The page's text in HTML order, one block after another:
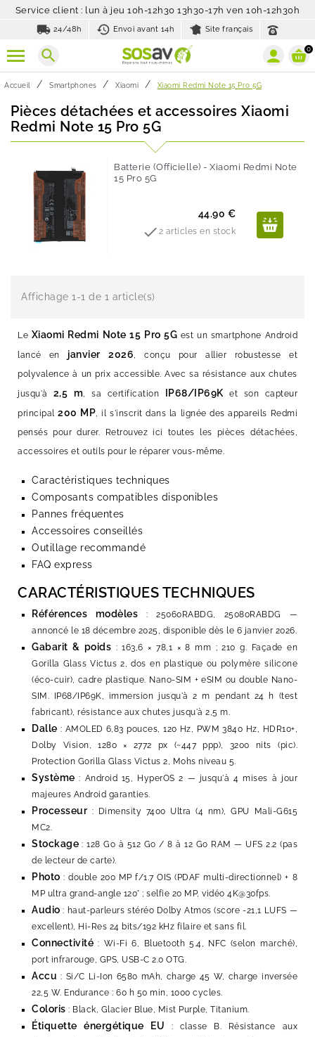
Service client : lun à jeu 10h-12h30 13h30-17h ven 10h-12h30h
local_shipping 24/48h history_toggle_off
Envoi avant 14h Site français
search 0
Accueil Smartphones Xiaomi Xiaomi Redmi Note 15 Pro 5G
Pièces détachées et accessoires Xiaomi
Redmi Note 15 Pro 5G
Batterie (Officielle) - Xiaomi Redmi Note
15 Pro 5G
Prix
44.90 €
 2 articles en stock
Affichage 1-1 de 1 article(s)
Le Xiaomi Redmi Note 15 Pro 5G est un smartphone Android
lancé en janvier 2026, conçu pour allier robustesse et
polyvalence à un prix accessible. Avec sa résistance aux chutes
jusqu'à 2,5 m, sa certification IP68/IP69K et son capteur
principal200 MP, il s'inscrit dans la lignée des appareils Redmi
pensés pour durer. Retrouvez ici toutes les pièces détachées,
accessoires et outils pour le réparer vous-même.
Caractéristiques techniques
Composants compatibles disponibles
Pannes fréquentes
Accessoires conseillés
Outillage recommandé
FAQ express
CARACTÉRISTIQUES TECHNIQUES
Références modèles : 25060RABDG, 25080RABDG —
annoncé le 18 décembre 2025, disponible dès le 6 janvier 2026.
Gabarit & poids : 163,6 × 78,1 × 8 mm ; 210 g. Façade en
Gorilla Glass Victus 2, dos en plastique ou polymère silicone
(éco-cuir), cadre plastique. Nano-SIM + eSIM ou double Nano-
SIM. IP68/IP69K, immersion jusqu'à 2 m pendant 24 h (test
fabricant), résistance aux chutes jusqu'à 2,5 m.
Dalle : AMOLED 6,83 pouces, 120 Hz, PWM 3840 Hz, HDR10+,
Dolby Vision, 1280 × 2772 px (~447 ppp), 3200 nits (pic).
Protection Gorilla Glass Victus 2, Mohs niveau 5.
Système : Android 15, HyperOS 2 — jusqu'à 4 mises à jour
majeures Android garanties.
Processeur : Dimensity 7400 Ultra (4 nm), GPU Mali-G615
MC2.
Stockage : 128 Go à 512 Go / 8 à 12 Go RAM — UFS 2.2 (pas
de lecteur de carte).
Photo : double 200 MP f/1.7 OIS (PDAF multi-directionnel) + 8
MP ultra grand-angle 120° ; selfie 20 MP, vidéo 4K@30fps.
Audio : haut-parleurs stéréo Dolby Atmos (score -21,1 LUFS —
excellent), Hi-Res 24 bits/192 kHz filaire et sans fil.
Connectivité : Wi-Fi 6, Bluetooth 5.4, NFC (selon marché),
port infrarouge, GPS, USB-C 2.0 OTG.
Accu : Si/C Li-Ion 6580 mAh, charge 45 W, charge inversée
22,5 W. Endurance : 60 h 50 min, 1000 cycles.
Coloris : Black, Glacier Blue, Mist Purple, Titanium.
Étiquette énergétique EU : classe B. Résistance aux